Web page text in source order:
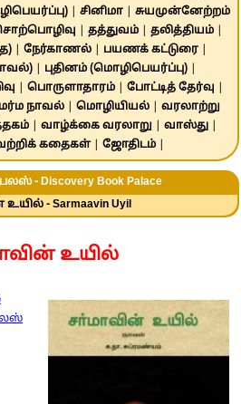
| சினிமா| சுயமுன்னேற்றம்
தத்துவம்| தலித்தியம்|
| நேர்காணல்| பயணக் கட்டுரை|
புதினம் (மொழிபெயர்ப்பு)
பொருளாதாரம் போட்டித் தேர்வு
மர்ம நாவல் மொழியியல்
வரலாற்று
வாழ்க்கை வரலாறு வாஸ்து
கதைகள்| ஜோதிடம்
- Discovery Book Palace
- Sarmaavin Uyil
உயில்